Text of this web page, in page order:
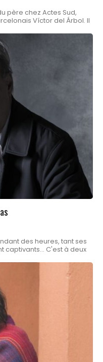
père chez Actes Sud,
Víctor del Árbol. Il
des heures, tant ses
captivants... C'est à deux